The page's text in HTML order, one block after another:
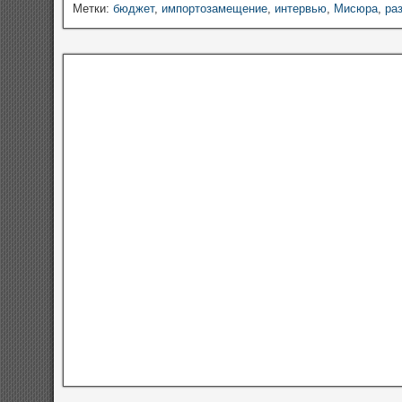
Метки: бюджет, импортозамещение, интервью, Мисюра,